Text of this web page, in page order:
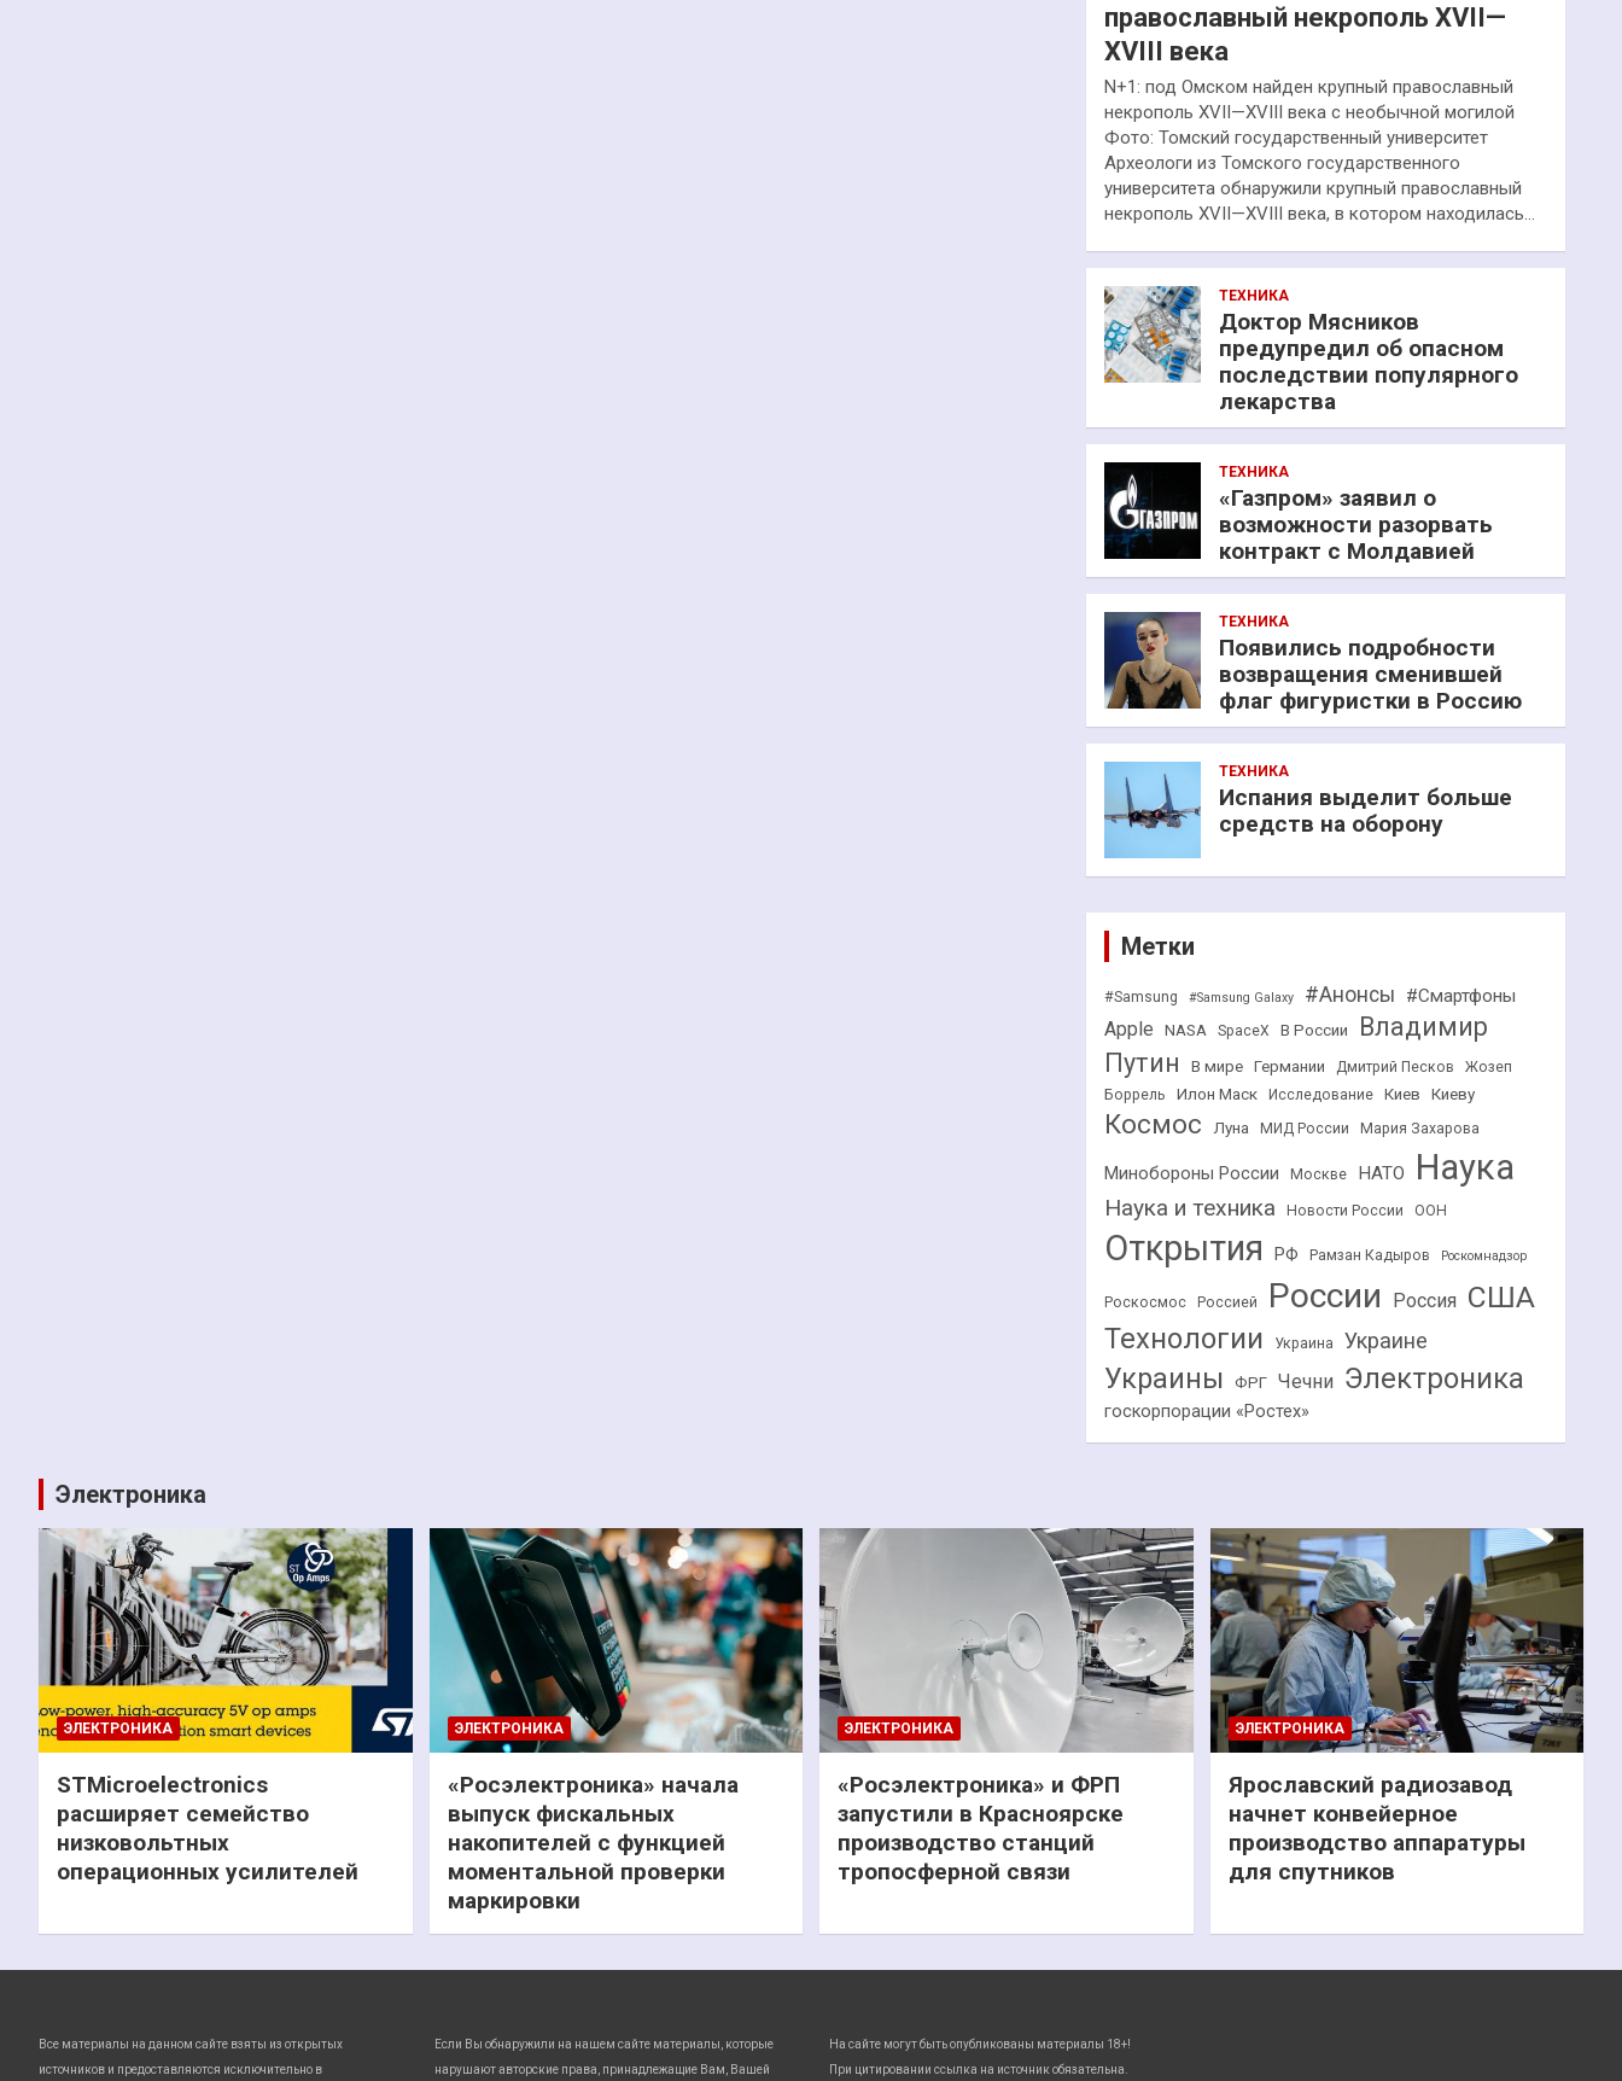
православный некрополь XVII—
XVIII века
N+1: под Омском найден крупный православный
некрополь XVII—XVIII века с необычной могилой
Фото: Томский государственный университет
Археологи из Томского государственного
университета обнаружили крупный православный
некрополь XVII—XVIII века, в котором находилась…
ТЕХНИКА
Доктор Мясников
предупредил об опасном
последствии популярного
лекарства
ТЕХНИКА
«Газпром» заявил о
возможности разорвать
контракт с Молдавией
ТЕХНИКА
Появились подробности
возвращения сменившей
флаг фигуристки в Россию
ТЕХНИКА
Испания выделит больше
средств на оборону
Метки
#Samsung #Samsung Galaxy #Анонсы #Смартфоны
Apple NASA SpaceX В России
Владимир
Путин
В мире Германии Дмитрий Песков
Жозеп
Боррель
Илон Маск Исследование Киев Киеву
Космос Луна МИД России Мария Захарова
Минобороны России Москве НАТО Наука
Наука и техника Новости России ООН
Открытия РФ Рамзан Кадыров Роскомнадзор
Роскосмос Россией России Россия США
Технологии Украина Украине
Украины ФРГ Чечни Электроника
госкорпорации «Ростех»
Электроника
ЭЛЕКТРОНИКА
STMicroelectronics
расширяет семейство
низковольтных
операционных усилителей
ЭЛЕКТРОНИКА
«Росэлектроника» начала
выпуск фискальных
накопителей с функцией
моментальной проверки
маркировки
ЭЛЕКТРОНИКА
«Росэлектроника» и ФРП
запустили в Красноярске
производство станций
тропосферной связи
ЭЛЕКТРОНИКА
Ярославский радиозавод
начнет конвейерное
производство аппаратуры
для спутников
Все материалы на данном сайте взяты из открытых
источников и предоставляются исключительно в
Если Вы обнаружили на нашем сайте материалы, которые
нарушают авторские права, принадлежащие Вам, Вашей
На сайте могут быть опубликованы материалы 18+!
При цитировании ссылка на источник обязательна.